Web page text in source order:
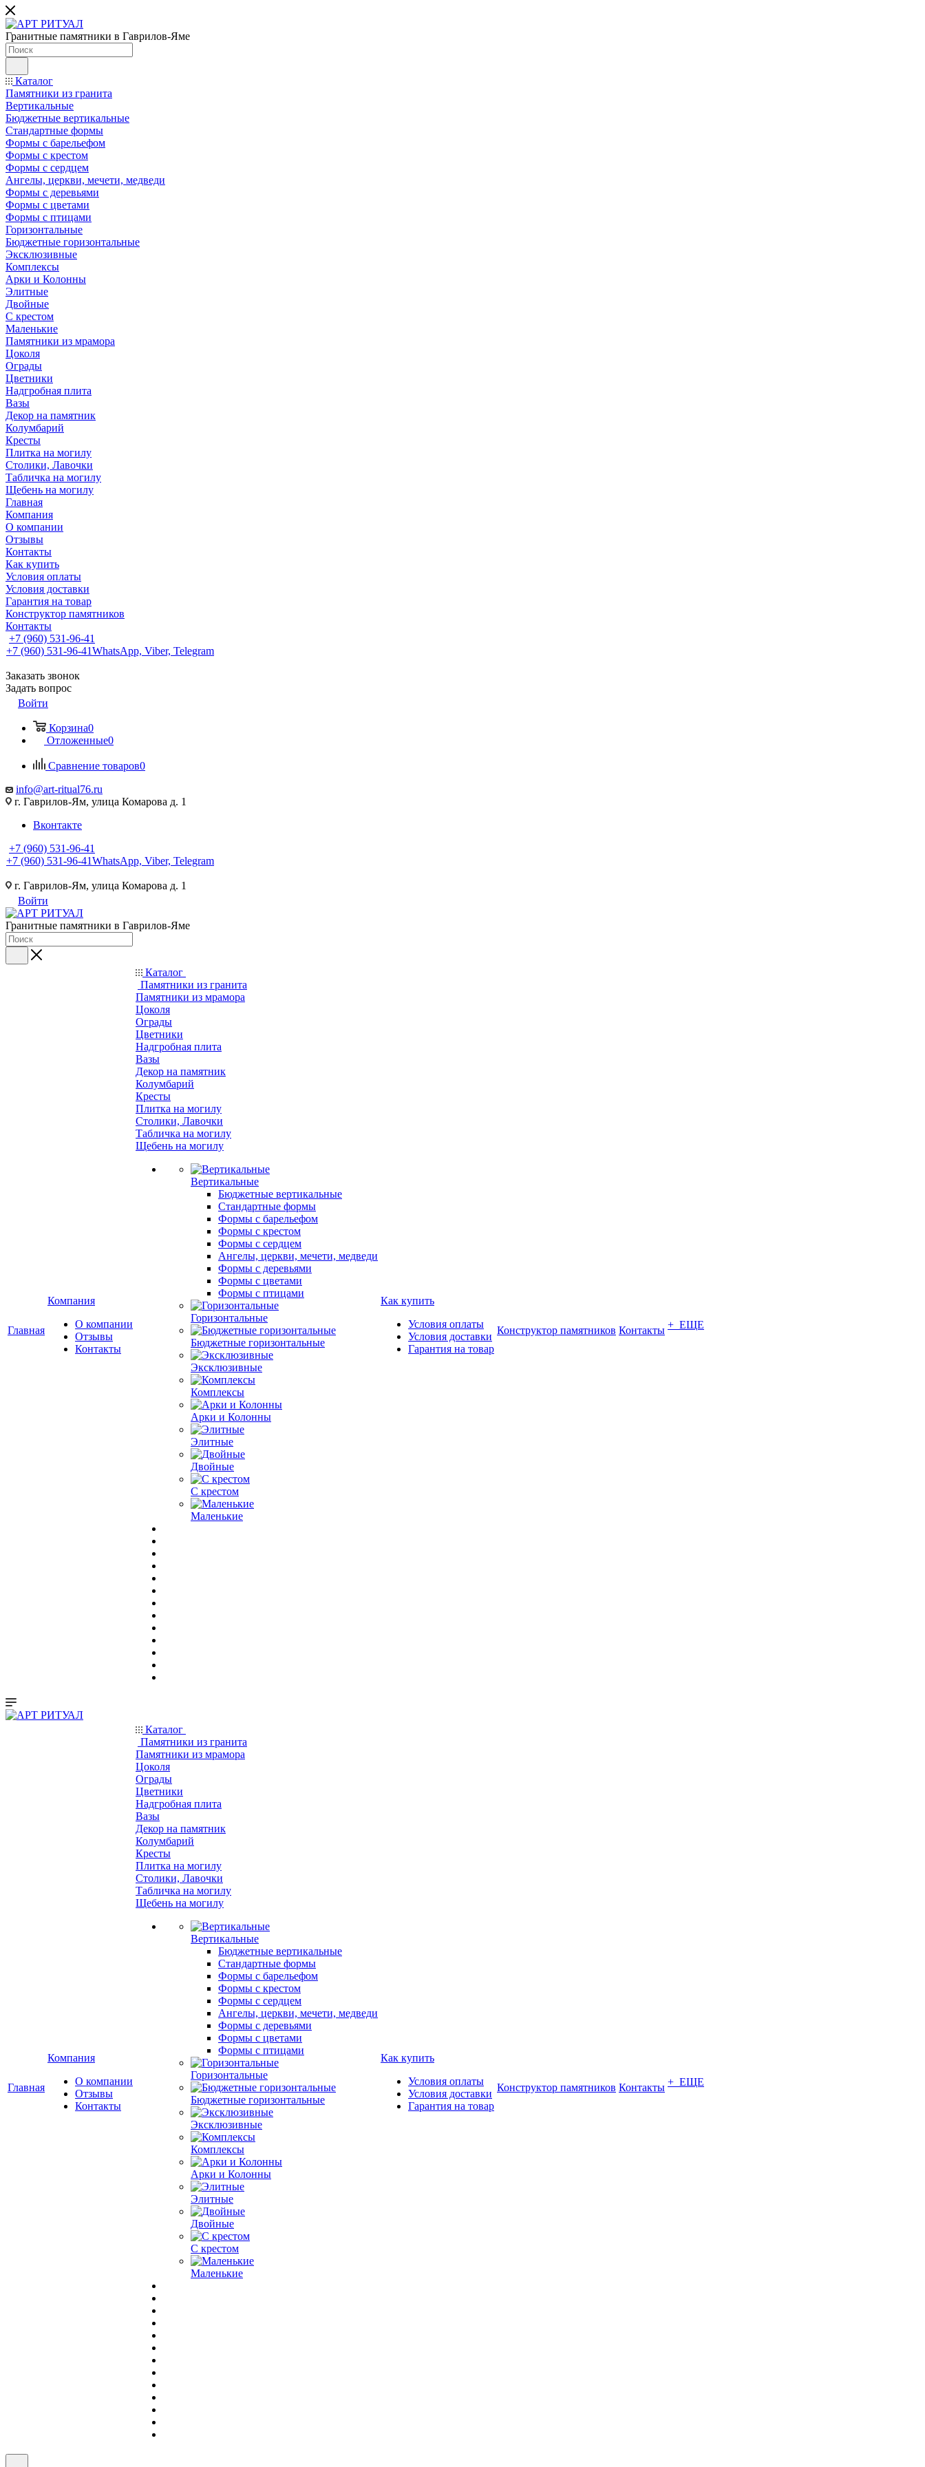
Гранитные памятники в Гаврилов-Яме
Каталог
Памятники из гранита
Вертикальные
Бюджетные вертикальные
Стандартные формы
Формы с барельефом
Формы с крестом
Формы с сердцем
Ангелы, церкви, мечети, медведи
Формы с деревьями
Формы с цветами
Формы с птицами
Горизонтальные
Бюджетные горизонтальные
Эксклюзивные
Комплексы
Арки и Колонны
Элитные
Двойные
С крестом
Маленькие
Памятники из мрамора
Цоколя
Ограды
Цветники
Надгробная плита
Вазы
Декор на памятник
Колумбарий
Кресты
Плитка на могилу
Столики, Лавочки
Табличка на могилу
Щебень на могилу
Главная
Компания
О компании
Отзывы
Контакты
Как купить
Условия оплаты
Условия доставки
Гарантия на товар
Конструктор памятников
Контакты
+7 (960) 531-96-41
+7 (960) 531-96-41WhatsApp, Viber, Telegram
Заказать звонок
Задать вопрос
Войти
Корзина0
Отложенные0
Сравнение товаров0
info@art-ritual76.ru
г. Гаврилов-Ям, улица Комарова д. 1
Вконтакте
+7 (960) 531-96-41
+7 (960) 531-96-41WhatsApp, Viber, Telegram
г. Гаврилов-Ям, улица Комарова д. 1
Войти
Гранитные памятники в Гаврилов-Яме
Главная
Компания
О компании
Отзывы
Контакты
Каталог
Памятники из гранита
Памятники из мрамора
Цоколя
Ограды
Цветники
Надгробная плита
Вазы
Декор на памятник
Колумбарий
Кресты
Плитка на могилу
Столики, Лавочки
Табличка на могилу
Щебень на могилу
Вертикальные
Бюджетные вертикальные
Стандартные формы
Формы с барельефом
Формы с крестом
Формы с сердцем
Ангелы, церкви, мечети, медведи
Формы с деревьями
Формы с цветами
Формы с птицами
Горизонтальные
Бюджетные горизонтальные
Эксклюзивные
Комплексы
Арки и Колонны
Элитные
Двойные
С крестом
Маленькие
Как купить
Условия оплаты
Условия доставки
Гарантия на товар
Конструктор памятников Контакты + ЕЩЕ
Главная
Компания
О компании
Отзывы
Контакты
Каталог
Памятники из гранита
Памятники из мрамора
Цоколя
Ограды
Цветники
Надгробная плита
Вазы
Декор на памятник
Колумбарий
Кресты
Плитка на могилу
Столики, Лавочки
Табличка на могилу
Щебень на могилу
Вертикальные
Бюджетные вертикальные
Стандартные формы
Формы с барельефом
Формы с крестом
Формы с сердцем
Ангелы, церкви, мечети, медведи
Формы с деревьями
Формы с цветами
Формы с птицами
Горизонтальные
Бюджетные горизонтальные
Эксклюзивные
Комплексы
Арки и Колонны
Элитные
Двойные
С крестом
Маленькие
Как купить
Условия оплаты
Условия доставки
Гарантия на товар
Конструктор памятников Контакты + ЕЩЕ